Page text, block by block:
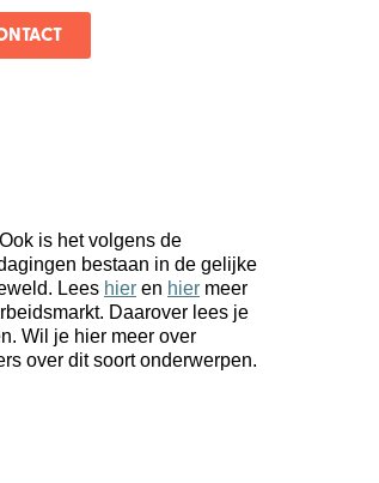
Ook is het volgens de
bestaan in de gelijke
Lees hier en hier meer
Daarover lees je
. Wil je hier meer over
over dit soort onderwerpen.